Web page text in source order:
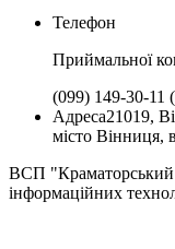
Телефон
Приймальної
(099) 149-30-11
Адреса21019,
місто Вінниця,
ВСП "Краматорський
інформаційних